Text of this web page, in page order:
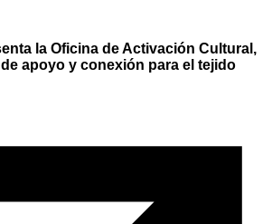
la Oficina de Activación Cultural,
apoyo y conexión para el tejido